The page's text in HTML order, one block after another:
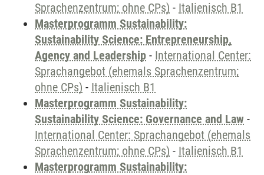
Sprachenzentrum; ohne CPs) - Italienisch B1
Masterprogramm Sustainability:
Sustainability Science: Entrepreneurship,
Agency and Leadership - International Center:
Sprachangebot (ehemals Sprachenzentrum;
ohne CPs) - Italienisch B1
Masterprogramm Sustainability:
Sustainability Science: Governance and Law -
International Center: Sprachangebot (ehemals
Sprachenzentrum; ohne CPs) - Italienisch B1
Masterprogramm Sustainability: